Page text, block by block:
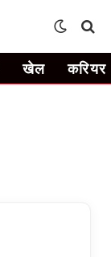
खेल करियर